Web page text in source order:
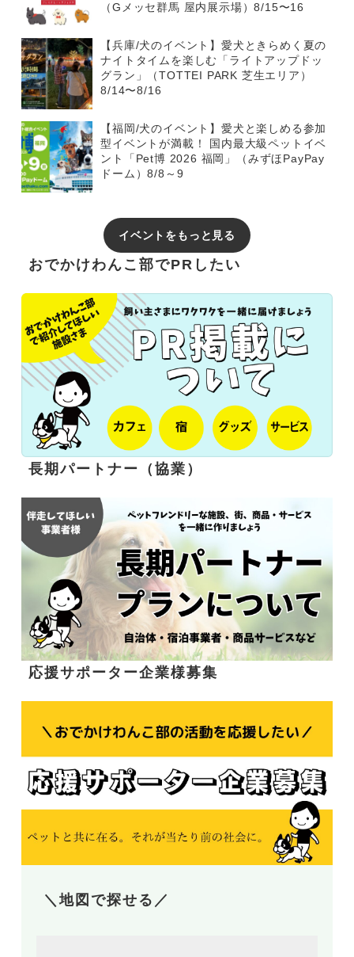
（Gメッセ群馬 屋内展示場）8/15〜16
【兵庫/犬のイベント】愛犬ときらめく夏の
ナイトタイムを楽しむ「ライトアップドッ
グラン」（TOTTEI PARK 芝生エリア）
8/14〜8/16
【福岡/犬のイベント】愛犬と楽しめる参加
型イベントが満載！ 国内最大級ペットイベ
ント「Pet博 2026 福岡」（みずほPayPay
ドーム）8/8～9
イベントをもっと見る
おでかけわんこ部でPRしたい
長期パートナー（協業）
応援サポーター企業様募集
＼地図で探せる／